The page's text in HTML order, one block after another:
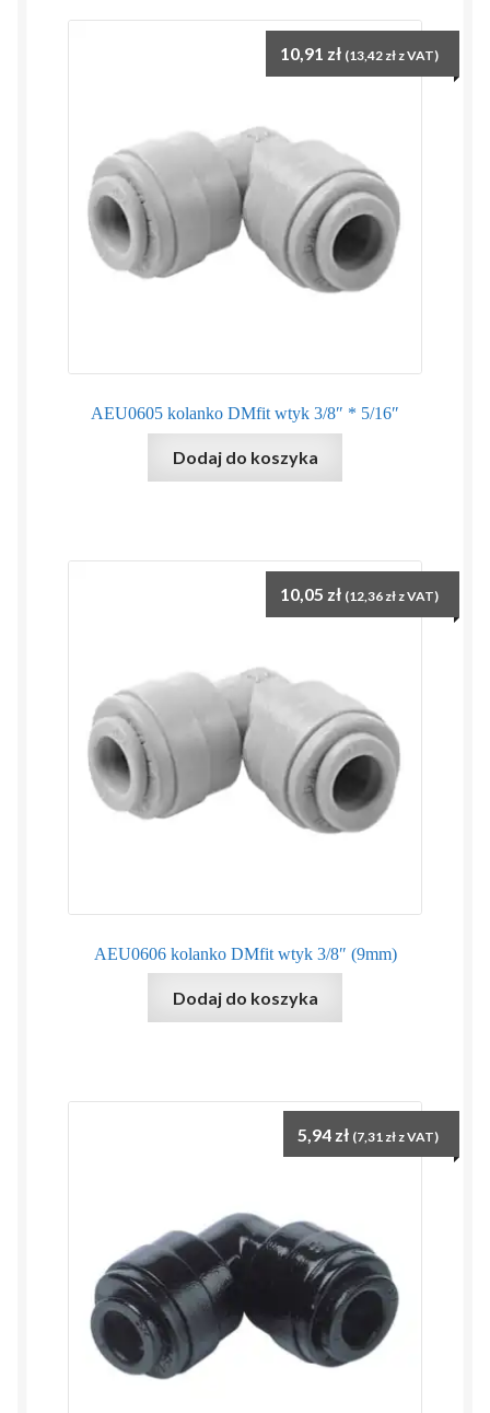
AEU0605 kolanko DMfit wtyk 3/8″ * 5/16″
10,91 zł (13,42złz VAT)
Dodaj do koszyka
AEU0606 kolanko DMfit wtyk 3/8″ (9mm)
10,05 zł (12,36złz VAT)
Dodaj do koszyka
5,94 zł (7,31 zł z VAT)